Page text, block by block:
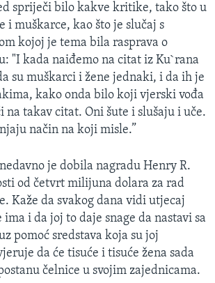
spriječi bilo kakve kritike, tako što u
i muškarce, kao što je slučaj s
kojoj je tema bila rasprava o
"I kada naiđemo na citat iz Ku`rana
su muškarci i žene jednaki, i da ih je
kako onda bilo koji vjerski vođa
na takav citat. Oni šute i slušaju i uče.
način na koji misle.”
je dobila nagradu Henry R.
od četvrt milijuna dolara za rad
Kaže da svakog dana vidi utjecaj
i da joj to daje snage da nastavi sa
pomoć sredstava koja su joj
da će tisuće i tisuće žena sada
čelnice u svojim zajednicama.